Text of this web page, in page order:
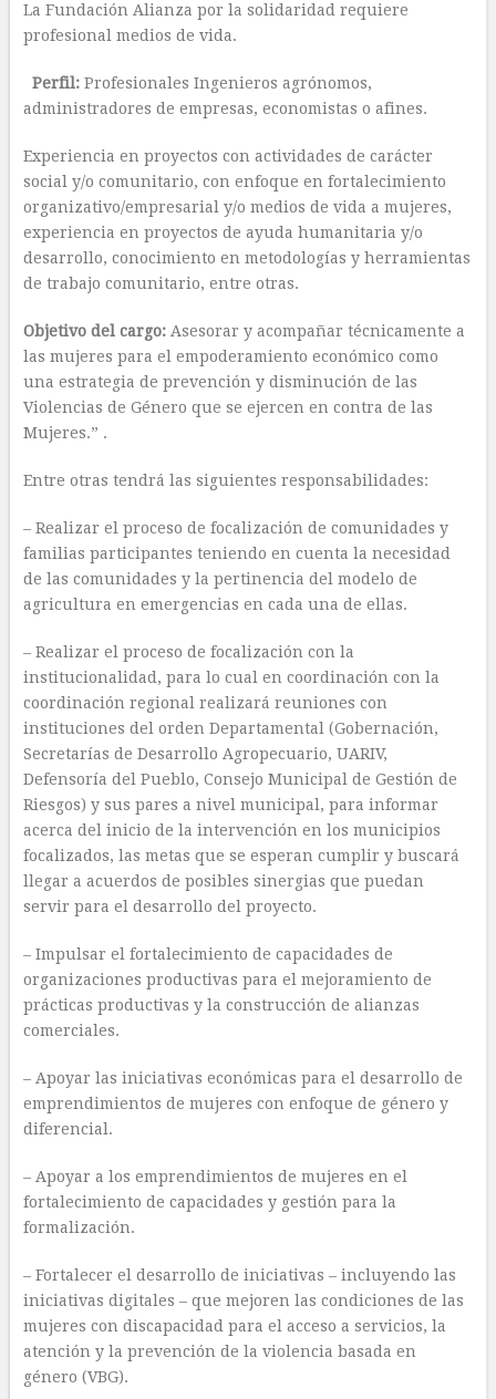
La Fundación Alianza por la solidaridad requiere
profesional medios de vida.
Perfil: Profesionales Ingenieros agrónomos,
administradores de empresas, economistas o afines.
Experiencia en proyectos con actividades de carácter
social y/o comunitario, con enfoque en fortalecimiento
organizativo/empresarial y/o medios de vida a mujeres,
experiencia en proyectos de ayuda humanitaria y/o
desarrollo, conocimiento en metodologías y herramientas
de trabajo comunitario, entre otras.
Objetivo del cargo:Asesorar y acompañar técnicamente a
las mujeres para el empoderamiento económico como
una estrategia de prevención y disminución de las
Violencias de Género que se ejercen en contra de las
Mujeres.” .
Entre otras tendrá las siguientes responsabilidades:
– Realizar el proceso de focalización de comunidades y
familias participantes teniendo en cuenta la necesidad
de las comunidades y la pertinencia del modelo de
agricultura en emergencias en cada una de ellas.
– Realizar el proceso de focalización con la
institucionalidad, para lo cual en coordinación con la
coordinación regional realizará reuniones con
instituciones del orden Departamental (Gobernación,
Secretarías de Desarrollo Agropecuario, UARIV,
Defensoría del Pueblo, Consejo Municipal de Gestión de
Riesgos) y sus pares a nivel municipal, para informar
acerca del inicio de la intervención en los municipios
focalizados, las metas que se esperan cumplir y buscará
llegar a acuerdos de posibles sinergias que puedan
servir para el desarrollo del proyecto.
– Impulsar el fortalecimiento de capacidades de
organizaciones productivas para el mejoramiento de
prácticas productivas y la construcción de alianzas
comerciales.
– Apoyar las iniciativas económicas para el desarrollo de
emprendimientos de mujeres con enfoque de género y
diferencial.
– Apoyar a los emprendimientos de mujeres en el
fortalecimiento de capacidades y gestión para la
formalización.
– Fortalecer el desarrollo de iniciativas – incluyendo las
iniciativas digitales – que mejoren las condiciones de las
mujeres con discapacidad para el acceso a servicios, la
atención y la prevención de la violencia basada en
género (VBG).